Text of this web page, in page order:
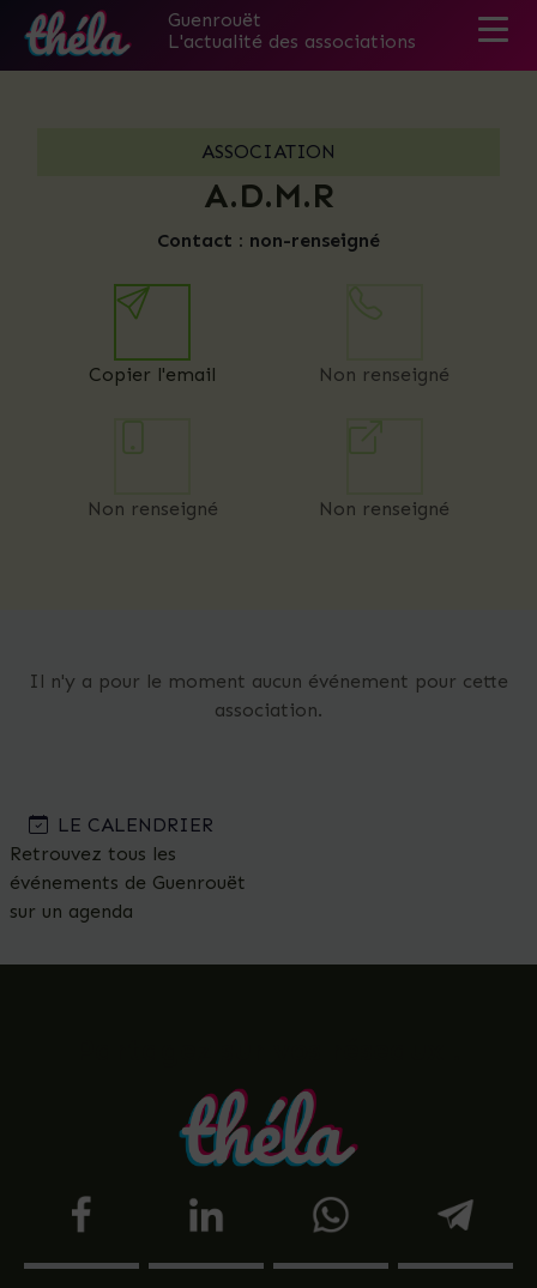
Guenrouët
L'actualité des associations
ASSOCIATION
A.D.M.R
Contact : non-renseigné
Copier l'email Non renseigné
Non renseigné Non renseigné
Il n'y a pour le moment aucun événement pour cette
association.
LE CALENDRIER
Retrouvez tous les
événements de Guenrouët
sur un agenda